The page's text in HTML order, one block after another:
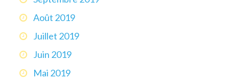
Août 2019
Juillet 2019
Juin 2019
Mai 2019